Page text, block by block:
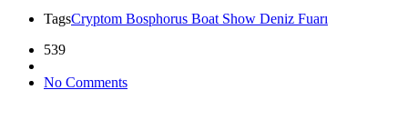
TagsCryptom Bosphorus Boat Show Deniz Fuarı
539
No Comments